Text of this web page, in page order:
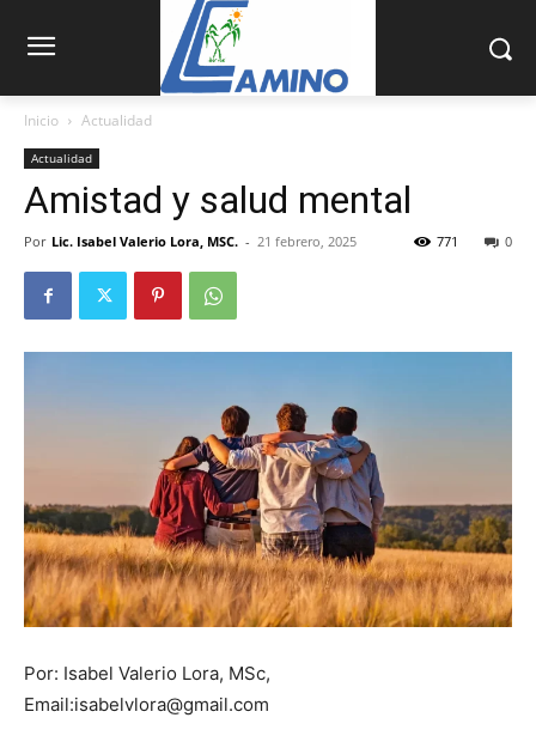
Inicio Actualidad
Actualidad
Amistad y salud mental
Por Lic. Isabel Valerio Lora, MSC. - 21 febrero, 2025 0
771
Por: Isabel Valerio Lora, MSc,
Email:isabelvlora@gmail.com